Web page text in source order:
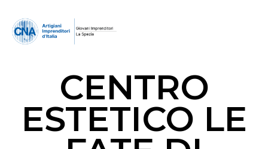
CENTRO
ESTETICO LE